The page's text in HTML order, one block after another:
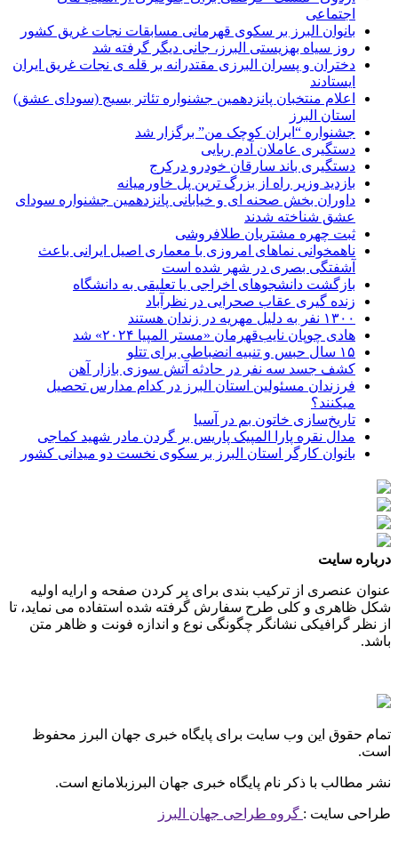
اجتماعی
بانوان البرز بر سکوی قهرمانی مسابقات نجات غریق کشور
روز سیاه بهزیستی البرز، جانی دیگر گرفته شد
دختران و پسران البرزی مقتدرانه بر قله ی نجات غریق ایران
ایستادند
اعلام منتخبان پانزدهمین جشنواره تئاتر بسیج (سودای عشق)
استان البرز
جشنواره “ایران کوچک من” برگزار شد
دستگیری عاملان آدم ربایی
دستگیری باند سارقان خودرو درکرج
بازدید وزیر راه از بزرگ ترین پل خاورمیانه
داوران بخش صحنه ای و خیابانی پانزدهمین جشنواره سودای
عشق شناخته شدند
ثبت چهره مشتریان طلافروشی
ناهمخوانی نماهای امروزی با معماری اصیل ایرانی باعث
آشفتگی بصری در شهر شده است
بازگشت دانشجوهای اخراجی یا تعلیقی به دانشگاه
زنده گیری عقاب صحرایی در نظرآباد
۱۳۰۰ نفر به دلیل مهریه در زندان هستند
هادی چوپان نایب‌قهرمان «مستر المپیا ۲۰۲۴» شد
۱۵ سال حبس و تنبیه انضباطی برای تتلو
کشف جسد سه نفر در حادثه آتش سوزی بازار آهن
فرزندان مسئولین استان البرز در کدام مدارس تحصیل
میکنند؟
‌تاریخ‌سازی خاتون بم در آسیا
مدال نقره پارا المپیک پاریس بر گردن مادر شهید کماجی
بانوان کارگر استان البرز بر سکوی نخست دو میدانی کشور
درباره سایت
عنوان عنصری از ترکیب بندی برای پر کردن صفحه و ارایه اولیه
شکل ظاهری و کلی طرح سفارش گرفته شده استفاده می نماید، تا
از نظر گرافیکی نشانگر چگونگی نوع و اندازه فونت و ظاهر متن
باشد.
تمام حقوق این وب سایت برای پایگاه خبری جهان البرز محفوظ
است.
نشر مطالب با ذکر نام پایگاه خبری جهان البرزبلامانع است.
طراحی سایت : گروه طراحی جهان البرز